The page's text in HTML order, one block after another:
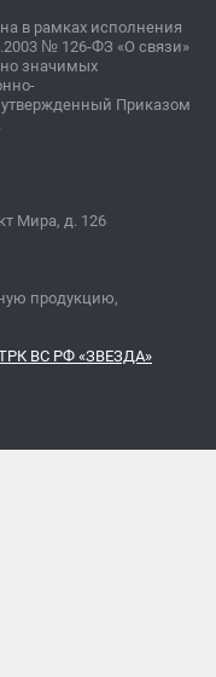
в рамках исполнения
№ 126-ФЗ «О связи»
значимых
утвержденный Приказом
Мира, д. 126
продукцию,
ВС РФ «ЗВЕЗДА»